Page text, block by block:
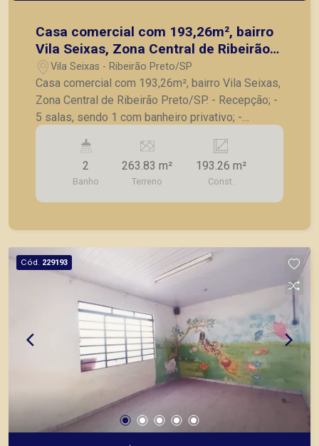
Casa comercial com 193,26m², bairro
Vila Seixas, Zona Central de Ribeirão
Preto/SP.
Vila Seixas - Ribeirão Preto/SP
Casa comercial com 193,26m², bairro Vila Seixas,
Zona Central de Ribeirão Preto/SP. - Recepção; -
5 salas, sendo 1 com banheiro privativo; -
Banheiro social; - Copa; - Área de serviço na parte
seus clientes com agilidade e segurança, em
locação, vendas de imóveis prontos, usados ou
mesmo nos principais lançamentos da cidade de
2
Banho
263.83 m²
Terreno
193.26 m²
Const.
Cód. 229193